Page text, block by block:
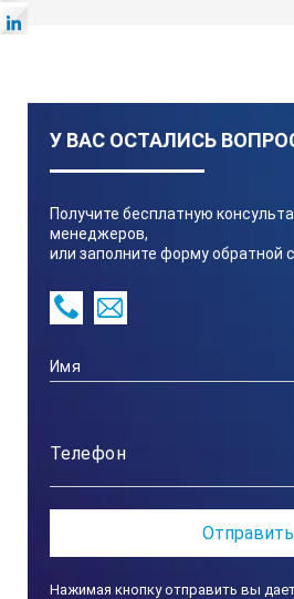
У ВАС ОСТАЛИСЬ
Получите бесплатную
менеджеров,
или заполните форму обратной
Нажимая кнопку отправить вы